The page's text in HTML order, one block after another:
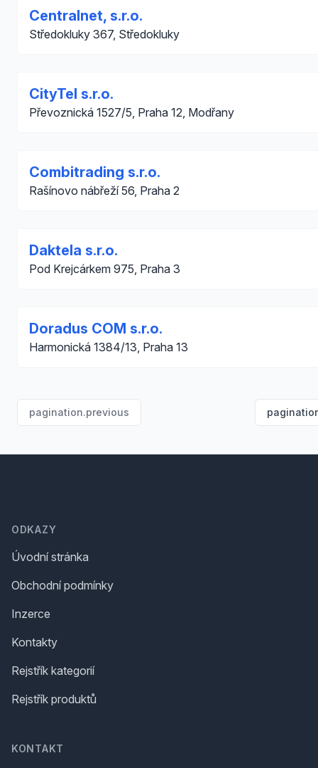
Centralnet, s.r.o.
Středokluky 367, Středokluky
CityTel s.r.o.
Převoznická 1527/5, Praha 12, Modřany
Combitrading s.r.o.
Rašínovo nábřeží 56, Praha 2
Daktela s.r.o.
Pod Krejcárkem 975, Praha 3
Doradus COM s.r.o.
Harmonická 1384/13, Praha 13
pagination.previous
ODKAZY
Úvodní stránka
Obchodní podmínky
Inzerce
Kontakty
Rejstřík kategorií
Rejstřík produktů
KONTAKT